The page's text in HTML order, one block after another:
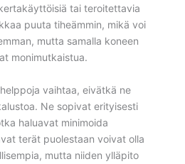
tai teroitettavia
puuta tiheämmin, mikä voi
mutta samalla koneen
monimutkaistua.
vaihtaa, eivätkä ne
Ne sopivat erityisesti
haluavat minimoida
terät puolestaan voivat olla
mutta niiden ylläpito